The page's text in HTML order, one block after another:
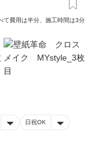
て費用は半分、施工時間は3分
日祝OK